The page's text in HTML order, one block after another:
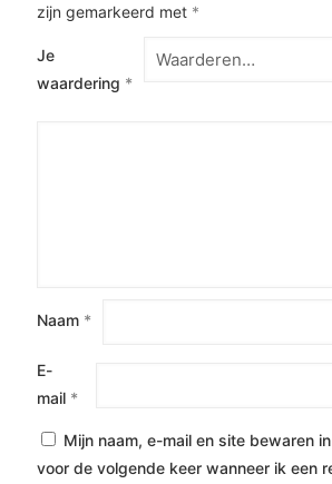
zijn gemarkeerd met *
Je
waardering *
Naam *
E-
mail *
Mijn naam, e-mail en site bewaren
voor de volgende keer wanneer ik een